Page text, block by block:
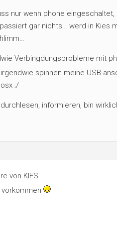
nur wenn phone
gar nichts… werd in Kies
Verbingdungsprobleme mit
spinnen meine USB-
;/
informieren, bin
von KIES.